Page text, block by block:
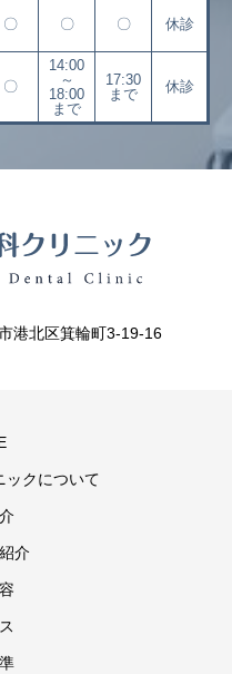
〇 〇 〇 休診
〇
14:00
～
18:00
まで
17:30
まで
休診
港北区箕輪町3-19-16
ックについて
介